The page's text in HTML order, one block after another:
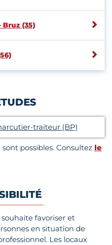
Bruz (35)
traiteur (BP)
possibles. Consultez le
favoriser et
en situation de
Les locaux